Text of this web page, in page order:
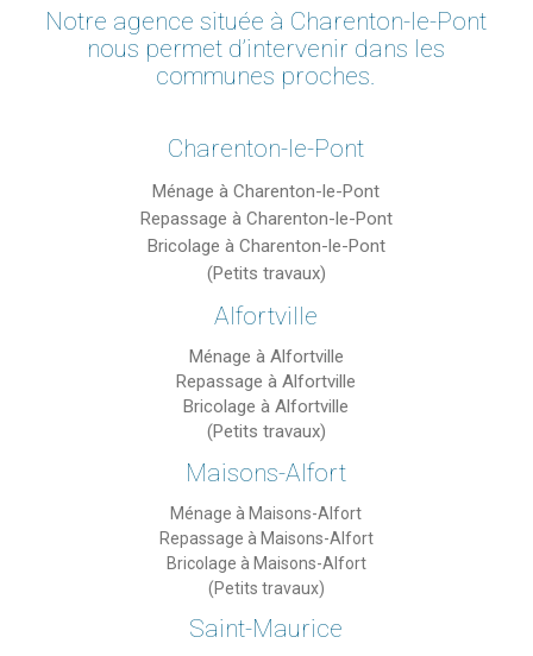
Notre agence située à Charenton-le-Pont
nous permet d’intervenir dans les
communes proches.
Charenton-le-Pont
Ménage à Charenton-le-Pont
Repassage à Charenton-le-Pont
Bricolage à Charenton-le-Pont
(Petits travaux)
Alfortville
Ménage à Alfortville
Repassage à Alfortville
Bricolage à Alfortville
(Petits travaux)
Maisons-Alfort
Ménage à Maisons-Alfort
Repassage à Maisons-Alfort
Bricolage à Maisons-Alfort
(Petits travaux)
Saint-Maurice